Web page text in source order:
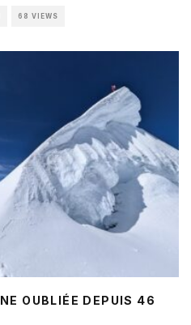
68 VIEWS
OUBLIÉE DEPUIS 46